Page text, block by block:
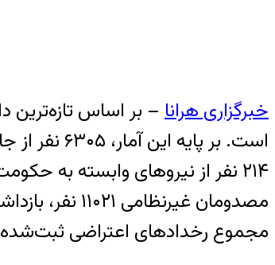
خبرگزاری هرانا
مجموع رخدادهای اعتراضی ثبت‌شده ۶۶۲ مورد در ۲۰۵ شهر و ۳۱ استان بوده است.